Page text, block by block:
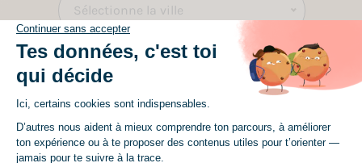
Sélectionne la ville
Quelle filière ?
Sélectionne une filière